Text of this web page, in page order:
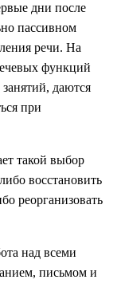
дни после
пассивном
речи. На
функций
даются
при
такой выбор
восстановить
реорганизовать
над всеми
письмом и